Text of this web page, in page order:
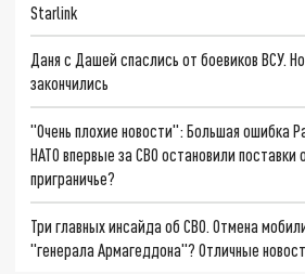
Starlink
Даня с Дашей спаслись от боевиков ВСУ.
закончились
"Очень плохие новости": Большая ошибка
НАТО впервые за СВО остановили поставки
приграничье?
Три главных инсайда об СВО. Отмена
"генерала Армагеддона"? Отличные